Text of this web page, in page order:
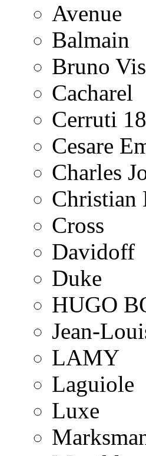
Avenue
Balmain
Bruno
Cacharel
Cerruti
Cesare
Charles
Christian
Cross
Davidoff
Duke
HUGO
Jean-
LAMY
Laguiole
Luxe